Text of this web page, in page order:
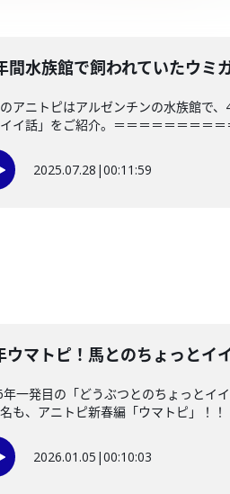
間水族館で飼われていたウミ
アニトピはアルゼンチンの水族館で
イ話」をご紹介。＝＝＝＝＝＝＝＝＝
2025.07.28 |00:11:59
ウマトピ！馬とのちょっとイ
年一発目の「どうぶつとのちょっとイ
も、アニトピ新春編「ウマトピ」！！
2026.01.05 |00:10:03